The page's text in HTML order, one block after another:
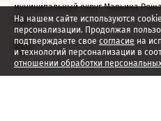
На нашем сайте используются
персонализации. Продолжая
подтверждаете свое согласие на
и технологий персонализации в
отношении обработки
муниципальный округ Марьина
2026